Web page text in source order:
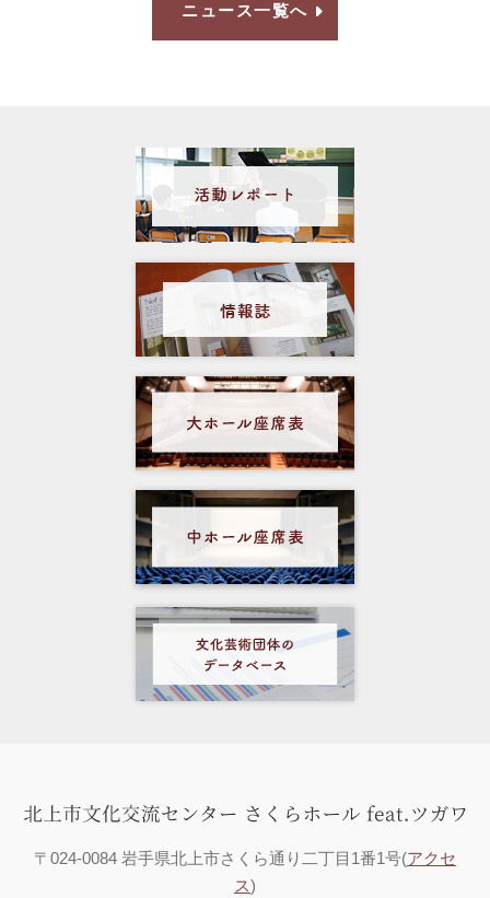
ニュース一覧へ
〒024-0084 岩手県北上市さくら通り二丁目1番1号(アクセ
ス)